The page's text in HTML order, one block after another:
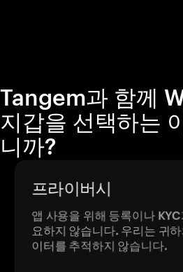
Tangem과 함께
지갑을 선택하는
니까?
프라이버시
앱 사용을 위해 등록이나 KYC
요하지 않습니다. 우리는 귀하
이터를 추적하지 않습니다.